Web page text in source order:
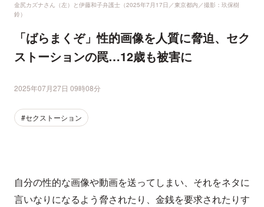
金尻カズナさん（左）と伊藤和子弁護士（2025年7月17日／東京都内／撮影：玖保樹
鈴）
「ばらまくぞ」性的画像を人質に脅迫、セク
ストーションの罠…12歳も被害に
2025年07月27日 09時08分
#セクストーション
自分の性的な画像や動画を送ってしまい、それをネタに
言いなりになるよう脅されたり、金銭を要求されたりす